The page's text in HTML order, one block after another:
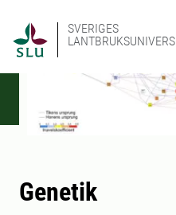
SVERIGES
Genetik